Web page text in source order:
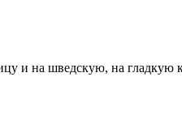
и на шведскую, на гладкую